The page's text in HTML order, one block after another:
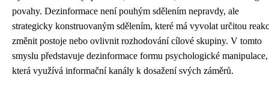
povahy. Dezinformace není pouhým sdělením nepravdy, ale
strategicky konstruovaným sdělením, které má vyvolat určitou
změnit postoje nebo ovlivnit rozhodování cílové skupiny. V tomto
smyslu představuje dezinformace formu psychologické manipulace,
která využívá informační kanály k dosažení svých záměrů.